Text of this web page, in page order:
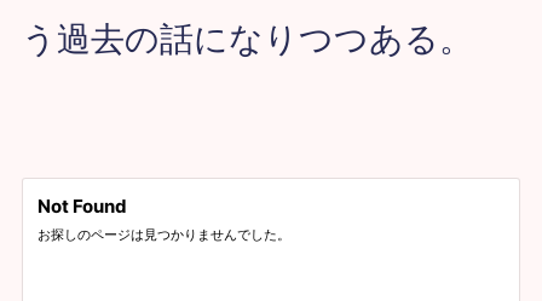
う過去の話になりつつある。